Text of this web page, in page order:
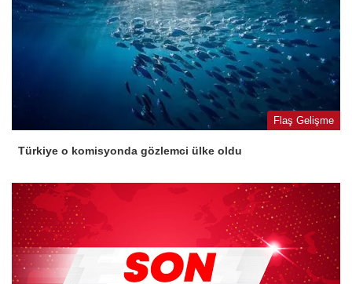
Flaş Gelişme
Türkiye o komisyonda gözlemci ülke oldu